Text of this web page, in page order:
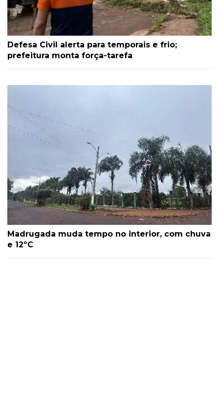
Defesa Civil alerta para temporais e frio;
prefeitura monta força-tarefa
Madrugada muda tempo no interior, com chuva
e 12ºC